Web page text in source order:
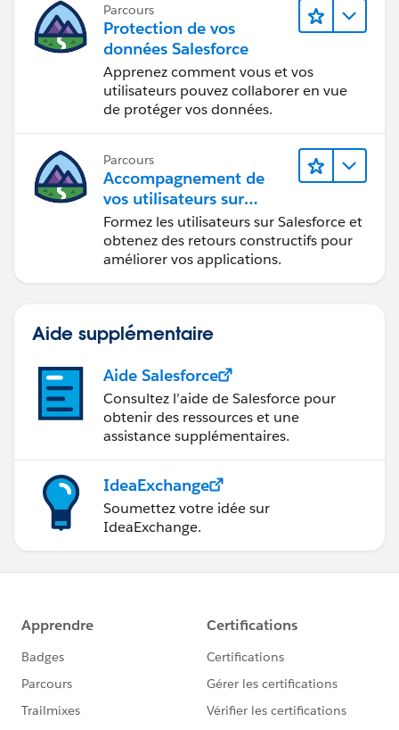
Parcours
Protection de vos
données Salesforce
Apprenez comment vous et vos
utilisateurs pouvez collaborer en vue
de protéger vos données.
Parcours
Accompagnement de
vos utilisateurs sur
Salesforce
Formez les utilisateurs sur Salesforce et
obtenez des retours constructifs pour
améliorer vos applications.
Aide supplémentaire
Aide Salesforce
Consultez l’aide de Salesforce pour
obtenir des ressources et une
assistance supplémentaires.
IdeaExchange
Soumettez votre idée sur
IdeaExchange.